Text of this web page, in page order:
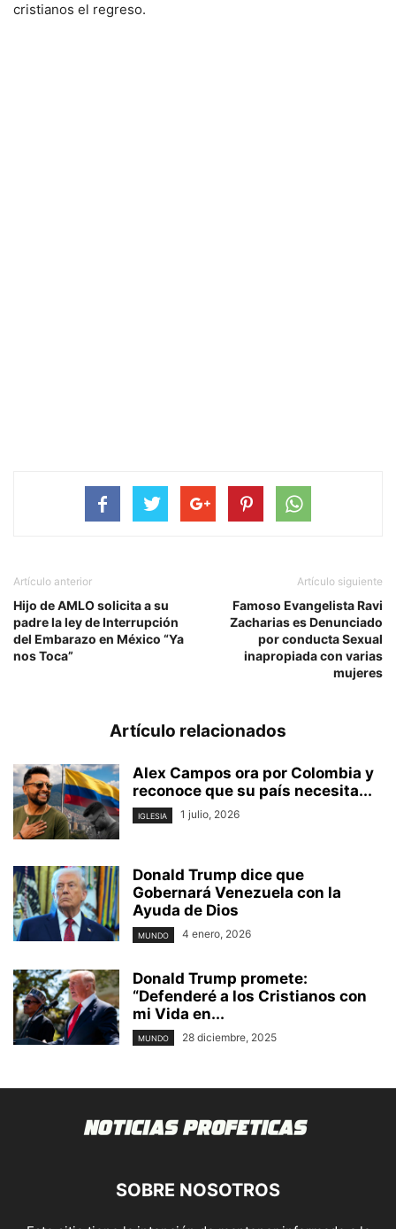
cristianos el regreso.
Artículo anterior
Hijo de AMLO solicita a su
padre la ley de Interrupción
del Embarazo en México “Ya
nos Toca”
Artículo siguiente
Famoso Evangelista Ravi
Zacharias es Denunciado
por conducta Sexual
inapropiada con varias
mujeres
Artículo relacionados
Alex Campos ora por Colombia y
reconoce que su país necesita...
IGLESIA 1 julio, 2026
Donald Trump dice que
Gobernará Venezuela con la
Ayuda de Dios
MUNDO 4 enero, 2026
Donald Trump promete:
“Defenderé a los Cristianos con
mi Vida en...
MUNDO 28 diciembre, 2025
SOBRE NOSOTROS